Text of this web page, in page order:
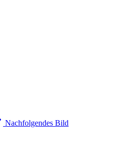
Nachfolgendes Bild